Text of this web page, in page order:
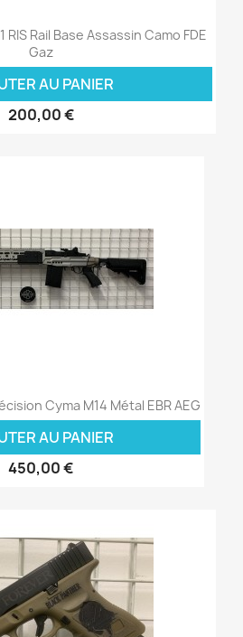
Rail Base Assassin Camo FDE
Gaz
AU PANIER
200,00 €
Cyma M14 Métal EBR AEG
AU PANIER
450,00 €